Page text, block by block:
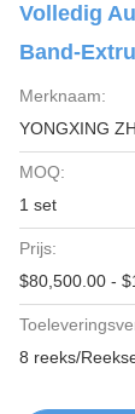
Volledig
Band-
Merknaam:
YONGXING
MOQ:
1 set
Prijs:
$80,500.00 -